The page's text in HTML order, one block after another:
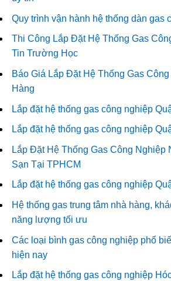
Quy trình vận hành hệ thống dàn gas
Thi Công Lắp Đặt Hệ Thống Gas
Tin Trường Học
Báo Giá Lắp Đặt Hệ Thống Gas
Hàng
Lắp đặt hệ thống gas công nghiệp
Lắp đặt hệ thống gas công nghiệp
Lắp Đặt Hệ Thống Gas Công Nghiệp
Sạn Tại TPHCM
Lắp đặt hệ thống gas công nghiệp
Hệ thống gas trung tâm nhà hàng,
năng lượng tối ưu
Các loại bình gas công nghiệp phổ
hiện nay
Lắp đặt hệ thống gas công nghiệp